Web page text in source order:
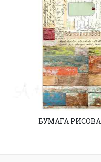
БУМАГА РИСОВАЯ